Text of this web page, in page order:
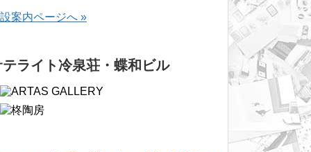
案内ページへ »
テライト冷泉荘・蝶和ビル